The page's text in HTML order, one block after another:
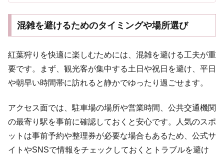
混雑を避けるためのタイミングや場所選び
紅葉狩りを快適に楽しむためには、混雑を避ける工夫が重
要です。まず、観光客が集中する土日や祝日を避け、平日
や朝早い時間帯に訪れると静かでゆったり過ごせます。
アクセス面では、駐車場の場所や営業時間、公共交通機関
の最寄り駅を事前に確認しておくと安心です。人気のスポ
ットは事前予約や整理券が必要な場合もあるため、公式サ
イトやSNSで情報をチェックしておくとトラブルを避け